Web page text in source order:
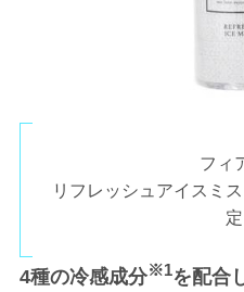
フィ
リフレッシュアイスミ
定
4種の冷感成分※1を配合